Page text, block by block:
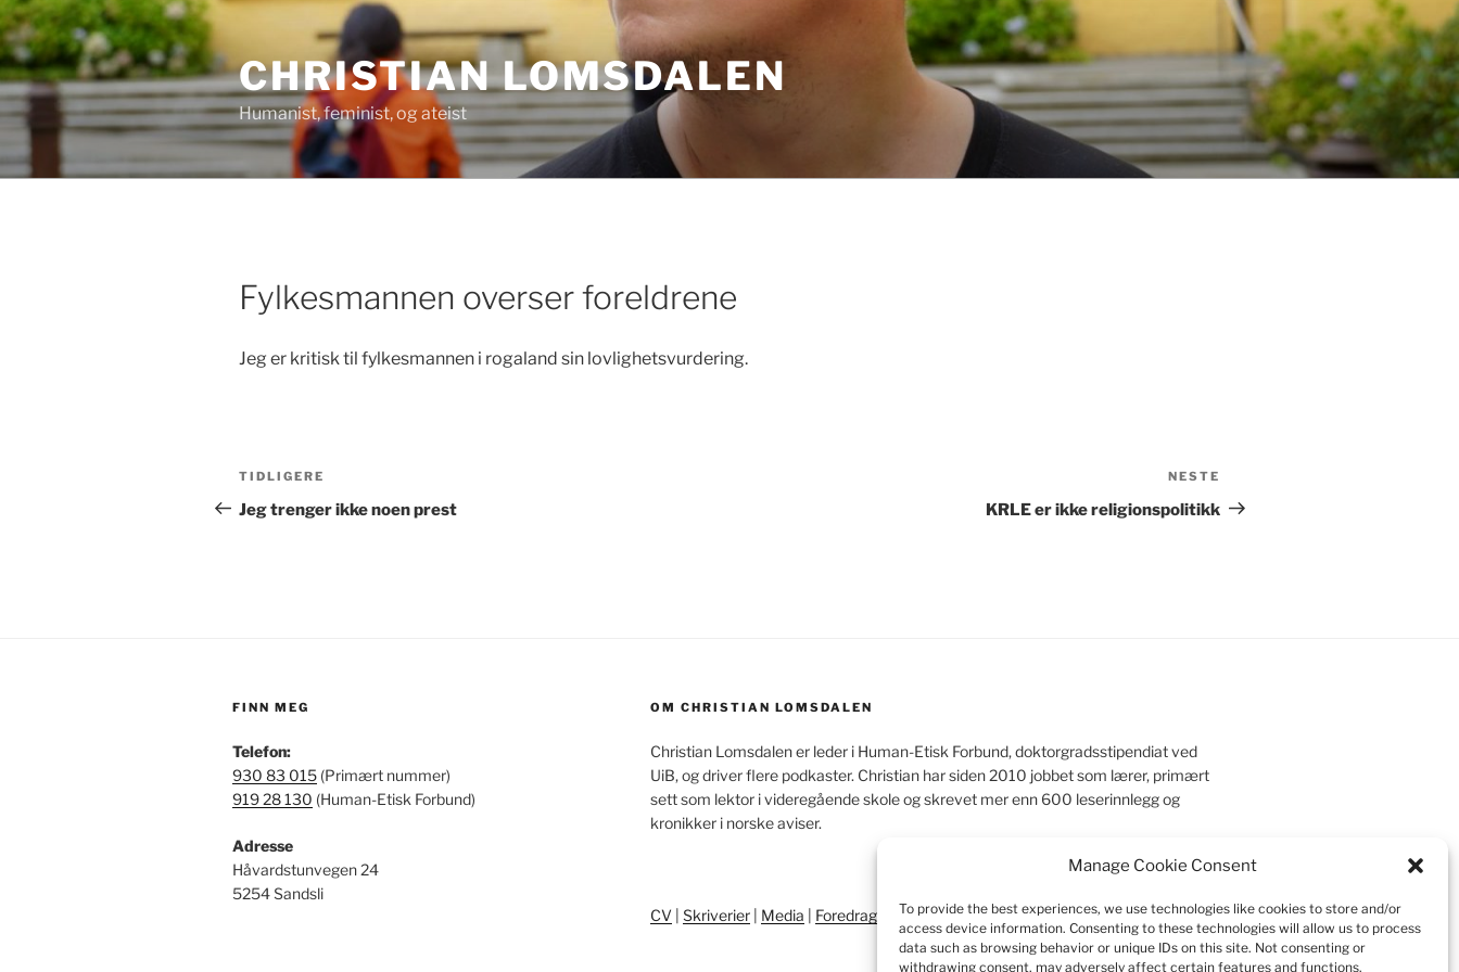
Manage Cookie Consent
To provide the best experiences, we use technologies like cookies to store and/or
access device information. Consenting to these technologies will allow us to process
data such as browsing behavior or unique IDs on this site. Not consenting or
withdrawing consent, may adversely affect certain features and functions.
Gå
til
innhold
CHRISTIAN LOMSDALEN
Humanist, feminist, og ateist
Fylkesmannen overser foreldrene
Jeg er kritisk til fylkesmannen i rogaland sin lovlighetsvurdering.
Innleggsnavigasjon
Forrige
innlegg
TIDLIGERE
Jeg trenger ikke noen prest
innlegg
NESTE
KRLE er ikke religionspolitikk
FINN MEG
Telefon:
930 83 015 (Primært nummer)
919 28 130 (Human-Etisk Forbund)
Adresse
Håvardstunvegen 24
5254 Sandsli
OM CHRISTIAN LOMSDALEN
Christian Lomsdalen er leder i Human-Etisk Forbund, doktorgradsstipendiat ved
UiB, og driver flere podkaster. Christian har siden 2010 jobbet som lærer, primært
sett som lektor i videregående skole og skrevet mer enn 600 leserinnlegg og
kronikker i norske aviser.
CV Skriverier| Media Foredrag| Pressebilder|Kontakt meg|Pedagogisk mappe